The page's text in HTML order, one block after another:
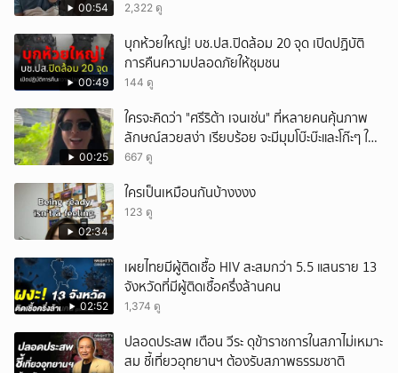
00:54 2,322 ดู
00:49
บุกห้วยใหญ่! บช.ปส.ปิดล้อม 20 จุด เปิดปฏิบัติ
การคืนความปลอดภัยให้ชุมชน
144 ดู
00:25
ใครจะคิดว่า "ศรีริต้า เจนเซ่น" ที่หลายคนคุ้นภาพ
ลักษณ์สวยสง่า เรียบร้อย จะมีมุมโบ๊ะบ๊ะและโก๊ะๆ ให้
ได้อมยิ้มเหมือนกัน งานนี้ทำเอาแฟนๆ ทั้งเอ็นดูทั้ง
667 ดู
02:34
ใครเป็นเหมือนกันบ้างงงง
123 ดู
02:52
เผยไทยมีผู้ติดเชื้อ HIV สะสมกว่า 5.5 แสนราย 13
จังหวัดที่มีผู้ติดเชื้อครึ่งล้านคน
1,374 ดู
ปลอดประสพ เตือน วีระ ดุข้าราชการในสภาไม่เหมาะ
สม ชี้เที่ยวอุทยานฯ ต้องรับสภาพธรรมชาติ